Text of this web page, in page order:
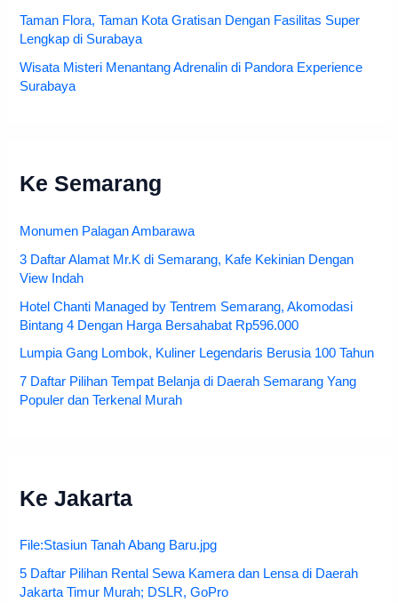
Taman Flora, Taman Kota Gratisan Dengan Fasilitas Super
Lengkap di Surabaya
Wisata Misteri Menantang Adrenalin di Pandora Experience
Surabaya
Ke Semarang
Monumen Palagan Ambarawa
3 Daftar Alamat Mr.K di Semarang, Kafe Kekinian Dengan
View Indah
Hotel Chanti Managed by Tentrem Semarang, Akomodasi
Bintang 4 Dengan Harga Bersahabat Rp596.000
Lumpia Gang Lombok, Kuliner Legendaris Berusia 100 Tahun
7 Daftar Pilihan Tempat Belanja di Daerah Semarang Yang
Populer dan Terkenal Murah
Ke Jakarta
File:Stasiun Tanah Abang Baru.jpg
5 Daftar Pilihan Rental Sewa Kamera dan Lensa di Daerah
Jakarta Timur Murah; DSLR, GoPro